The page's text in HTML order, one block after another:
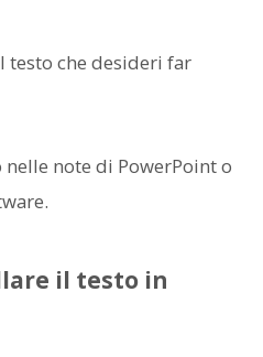
testo che desideri far
note di PowerPoint o
il testo in